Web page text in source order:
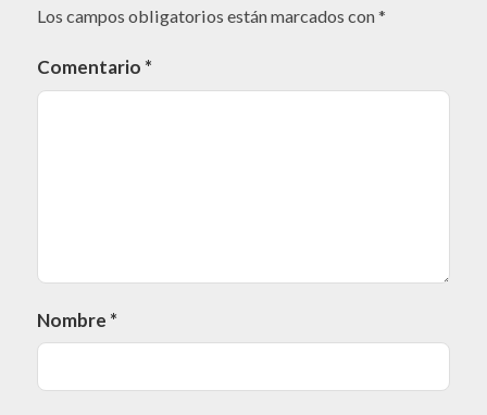
Los campos obligatorios están marcados con*
Comentario *
Nombre *